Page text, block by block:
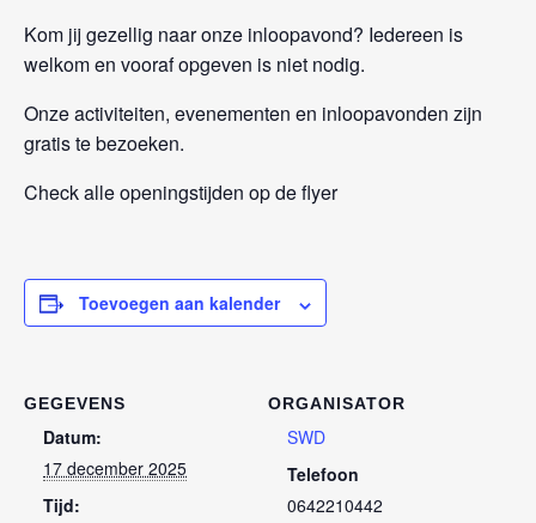
Kom jij gezellig naar onze inloopavond? Iedereen is
welkom en vooraf opgeven is niet nodig.
Onze activiteiten, evenementen en inloopavonden zijn
gratis te bezoeken.
Check alle openingstijden op de flyer
Toevoegen aan kalender
GEGEVENS
Datum:
17 december 2025
Tijd:
ORGANISATOR
SWD
Telefoon
0642210442